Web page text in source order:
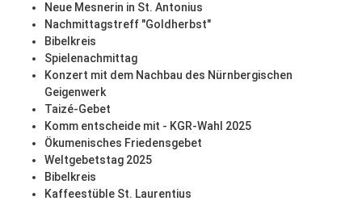
Neue Mesnerin in St. Antonius
Nachmittagstreff "Goldherbst"
Bibelkreis
Spielenachmittag
Konzert mit dem Nachbau des Nürnbergischen
Geigenwerk
Taizé-Gebet
Komm entscheide mit - KGR-Wahl 2025
Ökumenisches Friedensgebet
Weltgebetstag 2025
Bibelkreis
Kaffeestüble St. Laurentius